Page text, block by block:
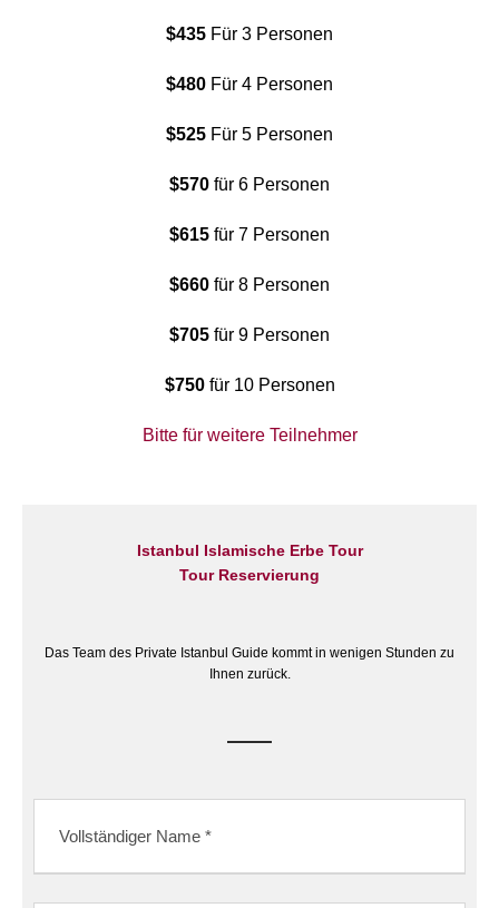
$435 Für 3 Personen
$480 Für 4 Personen
$525 Für 5 Personen
$570 für 6 Personen
$615 für 7 Personen
$660 für 8 Personen
$705 für 9 Personen
$750für 10 Personen
Bitte für weitere Teilnehmer
Istanbul Islamische Erbe Tour
Tour Reservierung
Das Team des Private Istanbul Guide kommt in wenigen Stunden zu
Ihnen zurück.